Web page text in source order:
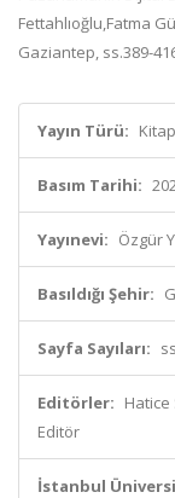
Fettahlıoğlu,Fatma
Gaziantep, ss.389-
Yayın Türü:
Basım Tarihi:
Yayınevi: Özgür
Basıldığı Şehir:
Sayfa Sayıları:
Editörler: Hatice
Editör
İstanbul